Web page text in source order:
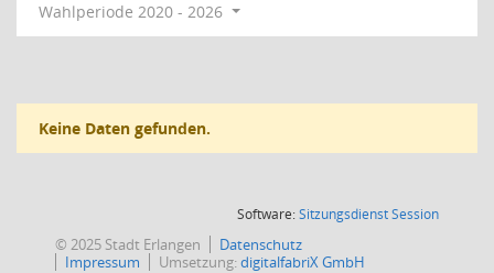
Wahlperiode 2020 - 2026
Keine Daten gefunden.
Software:SitzungsdienstSession(Wird in
© 2025 Stadt Erlangen
Datenschutz
Impressum
Umsetzung:digitalfabriX GmbH